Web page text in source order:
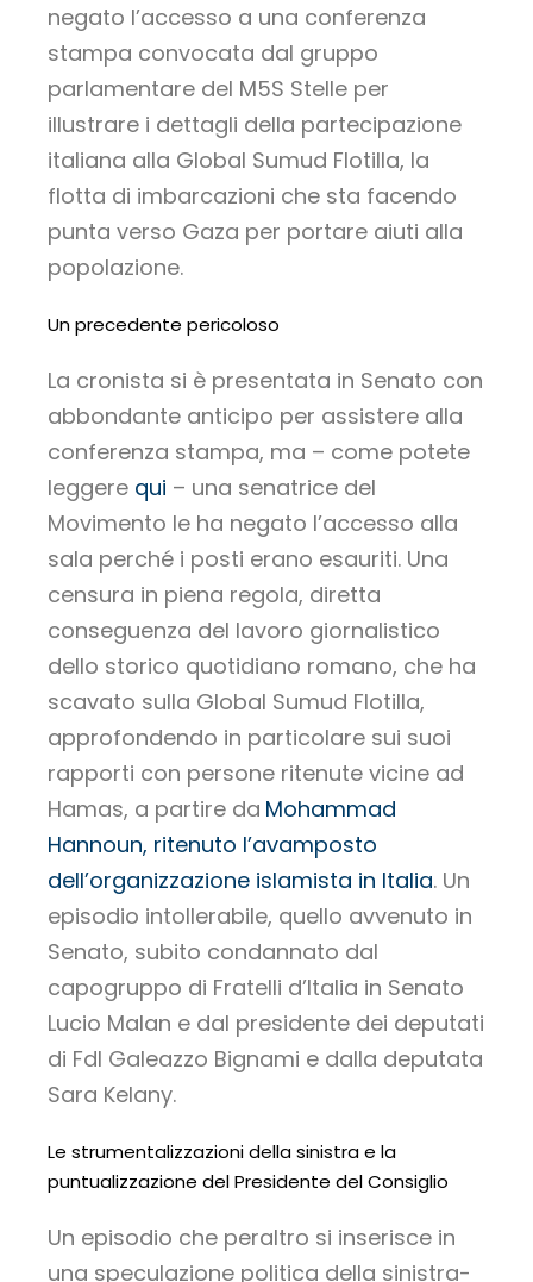
negato l’accesso a una conferenza
stampa convocata dal gruppo
parlamentare del M5S Stelle per
illustrare i dettagli della partecipazione
italiana alla Global Sumud Flotilla, la
flotta di imbarcazioni che sta facendo
punta verso Gaza per portare aiuti alla
popolazione.
Un precedente pericoloso
La cronista si è presentata in Senato con
abbondante anticipo per assistere alla
conferenza stampa, ma – come potete
leggere qui – una senatrice del
Movimento le ha negato l’accesso alla
sala perché i posti erano esauriti. Una
censura in piena regola, diretta
conseguenza del lavoro giornalistico
dello storico quotidiano romano, che ha
scavato sulla Global Sumud Flotilla,
approfondendo in particolare sui suoi
rapporti con persone ritenute vicine ad
Hamas, a partire da Mohammad
Hannoun, ritenuto l’avamposto
dell’organizzazione islamista in Italia. Un
episodio intollerabile, quello avvenuto in
Senato, subito condannato dal
capogruppo di Fratelli d’Italia in Senato
Lucio Malan e dal presidente dei deputati
di FdI Galeazzo Bignami e dalla deputata
Sara Kelany.
Le strumentalizzazioni della sinistra e la
puntualizzazione del Presidente del Consiglio
Un episodio che peraltro si inserisce in
una speculazione politica della sinistra-